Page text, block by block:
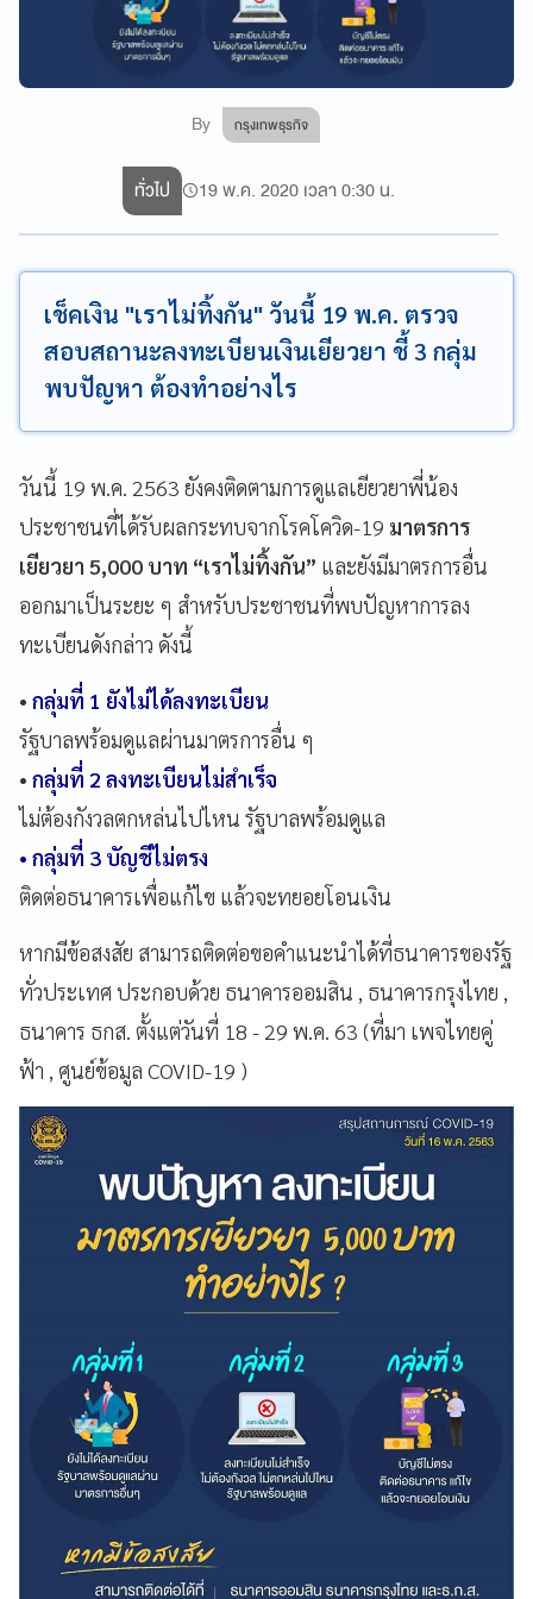
By กรุงเทพธุรกิจ
ทั่วไป 19 พ.ค. 2020 เวลา 0:30 น.
เช็คเงิน "เราไม่ทิ้งกัน" วันนี้ 19 พ.ค. ตรวจ
สอบสถานะลงทะเบียนเงินเยียวยา ชี้ 3 กลุ่ม
พบปัญหา ต้องทำอย่างไร
วันนี้ 19 พ.ค. 2563 ยังคงติดตามการดูแลเยียวยาพี่น้อง
ประชาชนที่ได้รับผลกระทบจากโรคโควิด-19 มาตรการ
เยียวยา 5,000 บาท “เราไม่ทิ้งกัน” และยังมีมาตรการอื่น
ออกมาเป็นระยะ ๆ สำหรับประชาชนที่พบปัญหาการลง
ทะเบียนดังกล่าว ดังนี้
• กลุ่มที่ 1 ยังไม่ได้ลงทะเบียน
รัฐบาลพร้อมดูแลผ่านมาตรการอื่น ๆ
• กลุ่มที่ 2 ลงทะเบียนไม่สำเร็จ
ไม่ต้องกังวลตกหล่นไปไหน รัฐบาลพร้อมดูแล
• กลุ่มที่ 3 บัญชีไม่ตรง
ติดต่อธนาคารเพื่อแก้ไข แล้วจะทยอยโอนเงิน
หากมีข้อสงสัย สามารถติดต่อขอคำแนะนำได้ที่ธนาคารของรัฐ
ทั่วประเทศ ประกอบด้วย ธนาคารออมสิน , ธนาคารกรุงไทย ,
ธนาคาร ธกส. ตั้งแต่วันที่ 18 - 29 พ.ค. 63 (ที่มา เพจไทยคู่
ฟ้า , ศูนย์ข้อมูล COVID-19 )